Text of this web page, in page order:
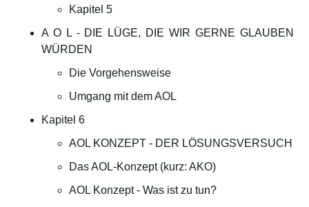
Kapitel 5
A O L - DIE LÜGE, DIE WIR GERNE GLAUBEN
WÜRDEN
Die Vorgehensweise
Umgang mit dem AOL
Kapitel 6
AOL KONZEPT - DER LÖSUNGSVERSUCH
Das AOL-Konzept (kurz: AKO)
AOL Konzept - Was ist zu tun?